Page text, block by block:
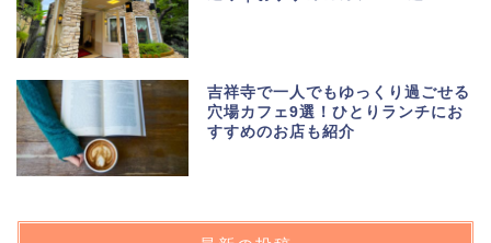
吉祥寺で一人でもゆっくり過ごせる
穴場カフェ9選！ひとりランチにお
すすめのお店も紹介